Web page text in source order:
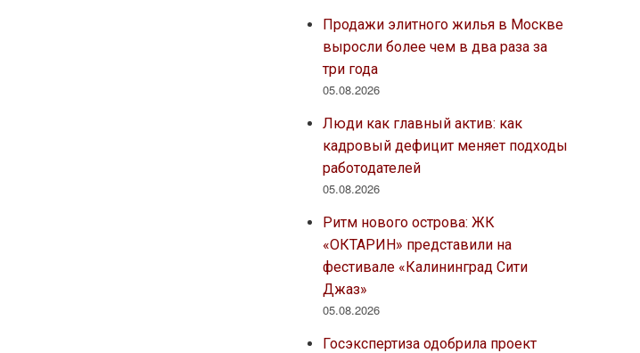
Продажи элитного жилья в Москве
выросли более чем в два раза за
три года
05.08.2026
Люди как главный актив: как
кадровый дефицит меняет подходы
работодателей
05.08.2026
Ритм нового острова: ЖК
«ОКТАРИН» представили на
фестивале «Калининград Сити
Джаз»
05.08.2026
Госэкспертиза одобрила проект